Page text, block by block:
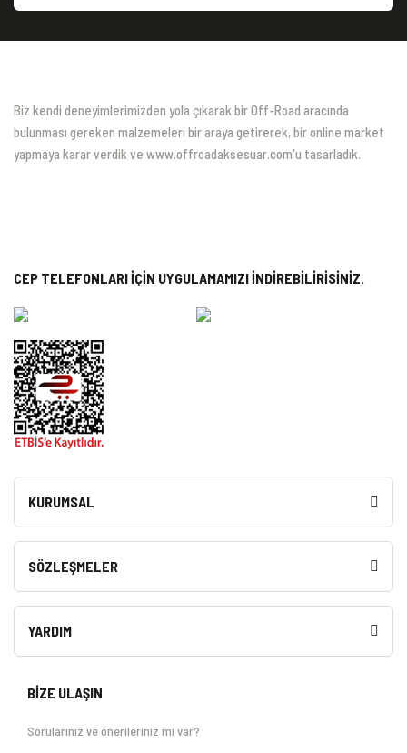
Biz kendi deneyimlerimizden yola çıkarak bir Off-Road aracında
bulunması gereken malzemeleri bir araya getirerek, bir online market
yapmaya karar verdik ve www.offroadaksesuar.com'u tasarladık.
CEP TELEFONLARI İÇİN UYGULAMAMIZI İNDİREBİLİRİSİNİZ.
KURUMSAL
SÖZLEŞMELER
YARDIM
BİZE ULAŞIN
Sorularınız ve önerileriniz mi var?